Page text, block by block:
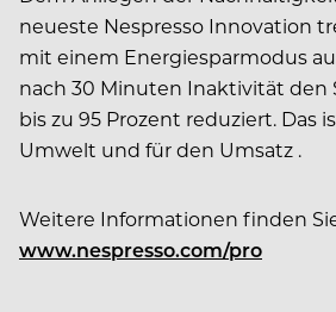
neueste Nespresso Innovation
mit einem Energiesparmodus
nach 30 Minuten Inaktivität den
bis zu 95 Prozent reduziert. Das
Umwelt und für den Umsatz .
Weitere Informationen finden
www.nespresso.com/pro